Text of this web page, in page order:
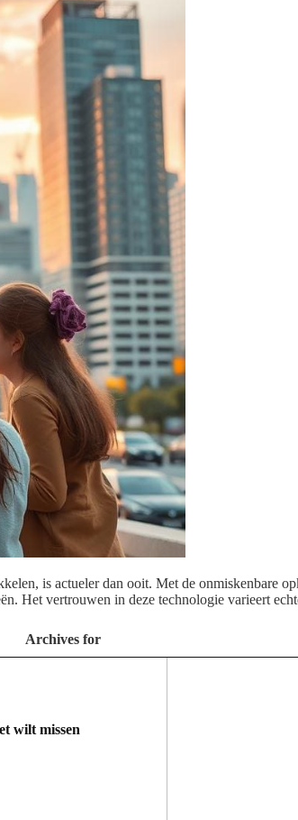
is actueler dan ooit. Met de onmiskenbare
Het vertrouwen in deze technologie varieert
Archives for
wilt missen